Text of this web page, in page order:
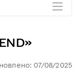
07/08/2025